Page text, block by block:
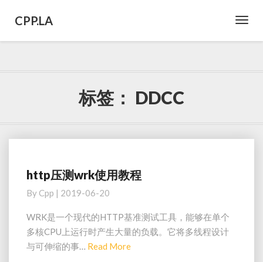
CPP.LA
标签： DDCC
http
测
wrk
使
用
教
http压测wrk使用教程
By Cpp | 2019-06-20
WRK是一个现代的HTTP基准测试工具，能够在单个
多核CPU上运行时产生大量的负载。它将多线程设计
与可伸缩的事… Read MoreRead